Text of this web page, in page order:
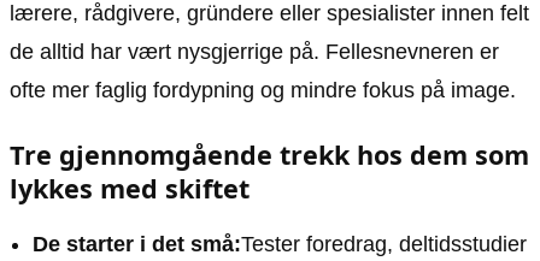
lærere, rådgivere, gründere eller spesialister innen felt
de alltid har vært nysgjerrige på. Fellesnevneren er
ofte mer faglig fordypning og mindre fokus på image.
Tre gjennomgående trekk hos dem som
lykkes med skiftet
De starter i det små:Tester foredrag, deltidsstudier